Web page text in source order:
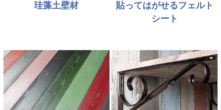
珪藻土壁材
貼ってはがせるフェルト
シート